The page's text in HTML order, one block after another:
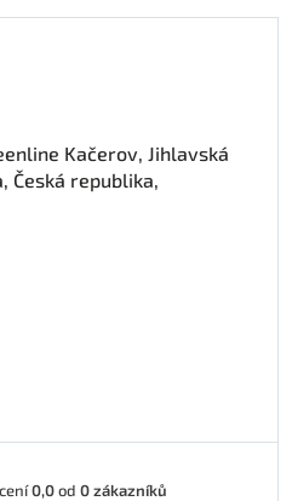
Kačerov, Jihlavská
Česká republika,
0,0od 0zákazníků